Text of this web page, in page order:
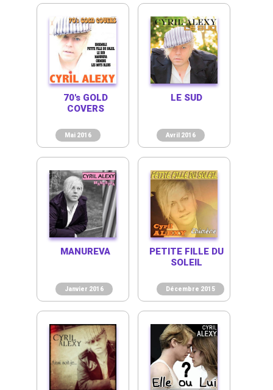
Mai 2016
70's GOLD
COVERS
Avril 2016
LE SUD
Janvier 2016
MANUREVA
Décembre 2015
PETITE FILLE DU
SOLEIL